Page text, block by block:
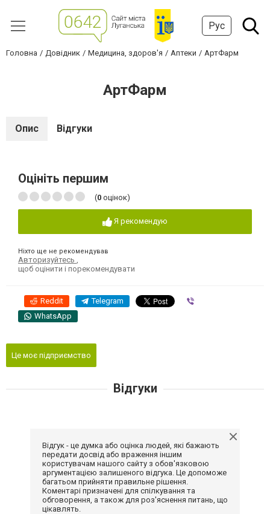
Рус
Головна Довідник Медицина, здоров'я Аптеки АртФарм
АртФарм
Опис Відгуки
Оцініть першим
(0 оцінок)
Я рекомендую
Ніхто ще не рекомендував
Авторизуйтесь
щоб оцінити і порекомендувати
Reddit Telegram
WhatsApp
Це моє підприємство
Відгуки
Відгук - це думка або оцінка людей, які бажають
передати досвід або враження іншим
користувачам нашого сайту з обов'язковою
аргументацією залишеного відгука. Це допоможе
багатьом прийняти правильне рішення.
Коментарі призначені для спілкування та
обговорення, а також для роз'яснення питань, що
цікавлять.